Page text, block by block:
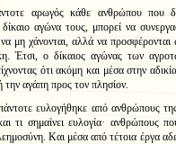
αρωγός κάθε ανθρώπου που
αγώνα τους, μπορεί να
να μη χάνονται, αλλά να
Έτσι, ο δίκαιος αγώνας των
ότι ακόμη και μέσα στην
την αγάπη προς τον πλησίον.
ευλογήθηκε από ανθρώπους
τι σημαίνει ευλογία· ανθρώπους
Και μέσα από τέτοια έργα